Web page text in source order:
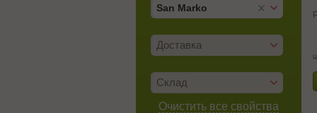
San Marko
Доставка
Склад
Очистить все свойства